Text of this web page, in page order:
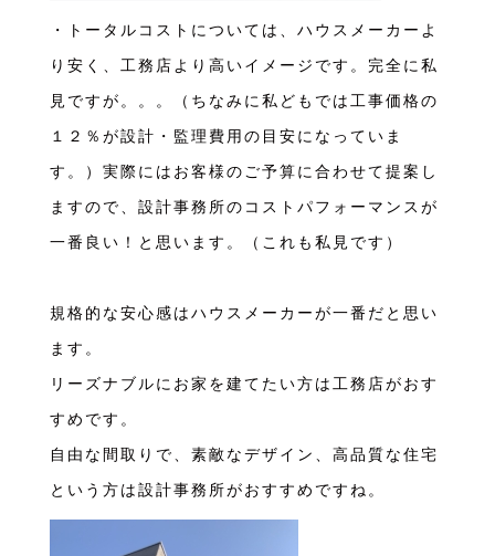
・トータルコストについては、ハウスメーカーよ
り安く、工務店より高いイメージです。完全に私
見ですが。。。（ちなみに私どもでは工事価格の
１２％が設計・監理費用の目安になっていま
す。）実際にはお客様のご予算に合わせて提案し
ますので、設計事務所のコストパフォーマンスが
一番良い！と思います。（これも私見です）
規格的な安心感はハウスメーカーが一番だと思い
ます。
リーズナブルにお家を建てたい方は工務店がおす
すめです。
自由な間取りで、素敵なデザイン、高品質な住宅
という方は設計事務所がおすすめですね。